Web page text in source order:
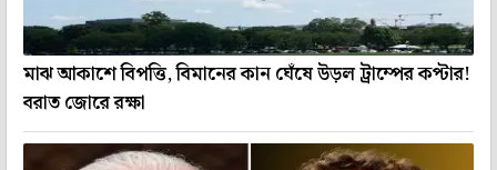
মাঝ আকাশে বিপত্তি, বিমানের কান ঘেঁষে উড়ল ট্রাম্পের কপ্টার!
বরাত জোরে রক্ষা